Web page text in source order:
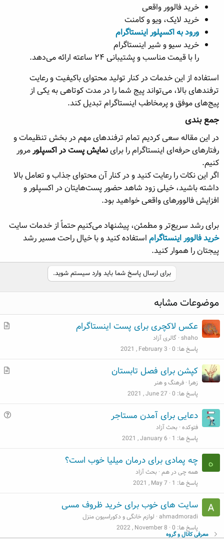
خرید فالوور واقعی
خرید لایک، ویو و کامنت
ورود به اکسپلور اینستاگرام
خرید سیو و شیر اینستاگرام
را با قیمت مناسب و پشتیبانی ۲۴ ساعته ارائه می‌دهد.
استفاده از این خدمات در کنار تولید محتوای باکیفیت و رعایت
ترفندهای بالا، می‌تواند پیج شما را در مدت کوتاهی به یکی از
پیج‌های موفق و پرمخاطب اینستاگرام تبدیل کند.
جمع‌ بندی​
در این مقاله سعی کردیم تمام ترفندهای مهم در بخش تنظیمات و
رفتارهای حرفه‌ای اینستاگرام را براینمایش پست در اکسپلورمرور
کنیم.
اگر این نکات را رعایت کنید و در کنار آن محتوای جذاب و تعامل بالا
داشته باشید، خیلی زود شاهد حضور پست‌هایتان در اکسپلور و
افزایش فالوورهای واقعی خواهید بود.
برای رشد سریع‌تر و مطمئن، پیشنهاد می‌کنیم حتماً از خدمات سایت
خرید فالوور اینستاگرام استفاده کنید و با خیال راحت مسیر رشد
پیجتان را هموار کنید.
برای ارسال پاسخ شما باید وارد سیستم شوید.
موضوعات مشابه
م
عکس لاکچری برای پست اینستاگرام
shaho گالری آزاد
پاسخ ها 0
2021 , February 3
م
کپشن برای فصل تابستان
زهرا فرهنگ و هنر
پاسخ ها 0
2021 , June 27
دعایی برای آمدن مستاجر
فتوکده بحث آزاد
پاسخ ها 1
2021 , January 6
ه چه پمادی برای درمان میلیا خوب است؟
همه چی در هم بحث آزاد
پاسخ ها 1
2021 , May 7
سایت های خوب برای خرید ظروف مسی
ahmadmoradi لوازم خانگی و دکوراسیون منزل
پاسخ ها 0
2022 , November 8
معرفی کانال و گروه